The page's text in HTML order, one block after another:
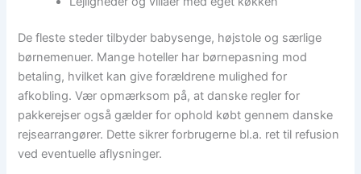
De fleste steder tilbyder babysenge, højstole og særlige
børnemenuer. Mange hoteller har børnepasning mod
betaling, hvilket kan give forældrene mulighed for
afkobling. Vær opmærksom på, at danske regler for
pakkerejser også gælder for ophold købt gennem danske
rejsearrangører. Dette sikrer forbrugerne bl.a. ret til refusion
ved eventuelle aflysninger.